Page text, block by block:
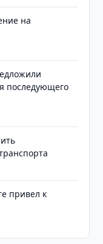
на
последующего
привел к